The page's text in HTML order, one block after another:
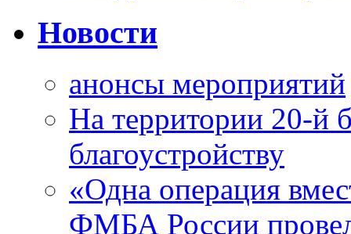
Новости
анонсы мероприятий
На территории 20-й
благоустройству
«Одна операция
ФМБА России